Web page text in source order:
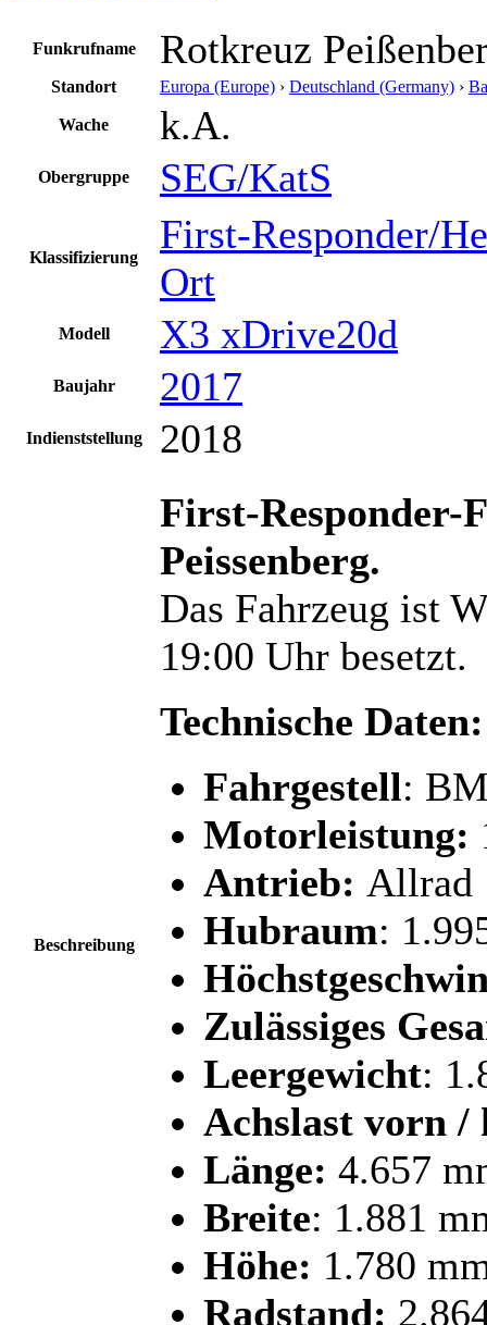
Funkrufname Rotkreuz
Standort Europa (Europe) › Deutschland (Germany) ›
Wache k.A.
Obergruppe SEG/KatS
Klassifizierung
First-Responder/
Ort
Modell X3 xDrive20d
Baujahr 2017
Indienststellung 2018
Beschreibung
First-Responder-
Peissenberg.
Das Fahrzeug ist
19:00 Uhr besetzt.
Technische Daten:
Fahrgestell:
Motorleistung:
Antrieb: Allrad
Hubraum:
Zulässiges
Leergewicht:
Achslast vorn /
Länge: 4.657
Breite: 1.881
Höhe: 1.780
Radstand: